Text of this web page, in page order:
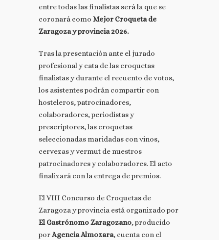
entre todas las finalistas será la que se
coronará como Mejor Croqueta de
Zaragoza y provincia 2026.
Tras la presentación ante el jurado
profesional y cata de las croquetas
finalistas y durante el recuento de votos,
los asistentes podrán compartir con
hosteleros, patrocinadores,
colaboradores, periodistas y
prescriptores, las croquetas
seleccionadas maridadas con vinos,
cervezas y vermut de nuestros
patrocinadores y colaboradores. El acto
finalizará con la entrega de premios.
El VIII Concurso de Croquetas de
Zaragoza y provincia está organizado por
El Gastrónomo Zaragozano, producido
porAgencia Almozara, cuenta con el